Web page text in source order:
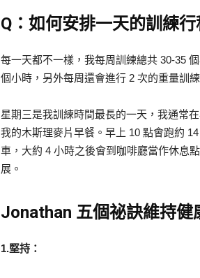
Q：如何安排一天的訓練行
每一天都不一樣，我每周訓練總共 30-35
個小時，另外每周還會進行 2 次的重量訓練
星期三是我訓練時間最長的一天，我通常
我的木斯理麥片早餐。早上 10 點會跑約
車，大約 4 小時之後會到咖啡廳當作休息
展。
Jonathan 五個祕訣維持健
1.堅持：